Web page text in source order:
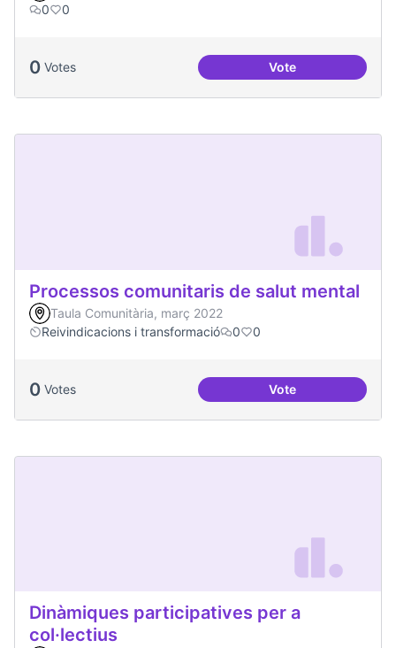
0
0
0 Votes VoteProjecte
Processos comunitaris de salut mental
Taula Comunitària, març 2022
Reivindicacions i transformació
0 0
0 Votes VoteProcessos
Dinàmiques participatives per a
col·lectius